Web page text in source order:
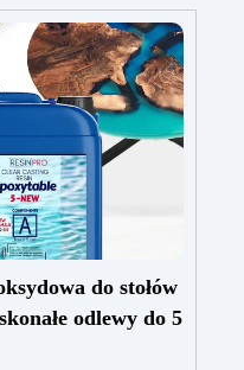
do stołów
odlewy do 5